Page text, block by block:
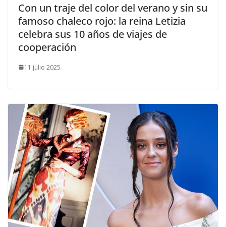
​Con un traje del color del verano y sin su
famoso chaleco rojo: la reina Letizia
celebra sus 10 años de viajes de
cooperación
11 julio 2025